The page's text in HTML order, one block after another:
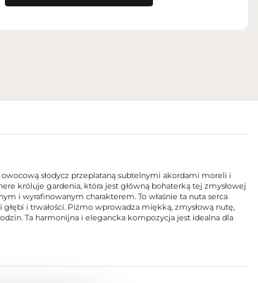
słodycz przeplataną subtelnymi akordami moreli i
króluje gardenia, która jest główną bohaterką tej zmysłowej
i wyrafinowanym charakterem. To właśnie ta nuta serca
i trwałości. Piżmo wprowadza miękką, zmysłową nutę,
Ta harmonijna i elegancka kompozycja jest idealna dla